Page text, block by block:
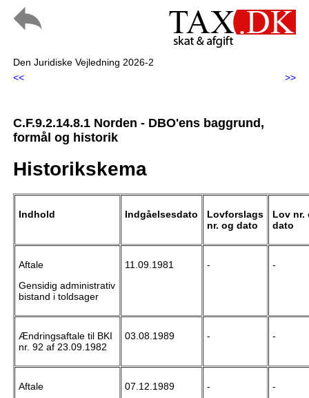
Den Juridiske Vejledning 2026-2
<<
>>
C.F.9.2.14.8.1 Norden - DBO'ens baggrund,
formål og historik
Historikskema
Indhold Indgåelsesdato
Lovforslags
nr. og dato
Lov nr.
dato
Aftale
Gensidig administrativ
bistand i toldsager
11.09.1981 - -
Ændringsaftale til BKI
nr. 92 af 23.09.1982
03.08.1989 - -
Aftale
07.12.1989 - -